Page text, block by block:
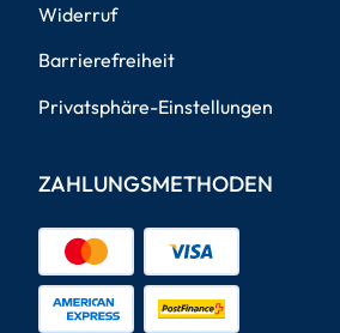
Widerruf
Barrierefreiheit
Privatsphäre-Einstellungen
ZAHLUNGSMETHODEN